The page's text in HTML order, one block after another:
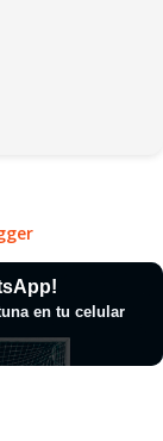
en tu celular